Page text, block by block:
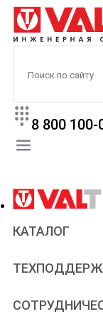
8 800 100-
КАТАЛОГ
Паспорта и
Статьи
Сантехникам